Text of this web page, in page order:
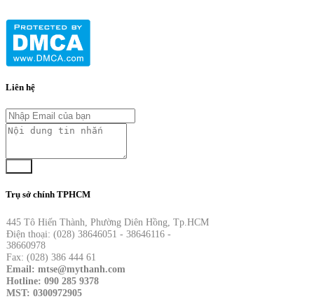
Liên hệ
Trụ sở chính TPHCM
445 Tô Hiến Thành, Phường Diên Hồng, Tp.HCM
Điện thoại: (028) 38646051 - 38646116 -
38660978
Fax: (028) 386 444 61
Email: mtse@mythanh.com
Hotline: 090 285 9378
MST: 0300972905